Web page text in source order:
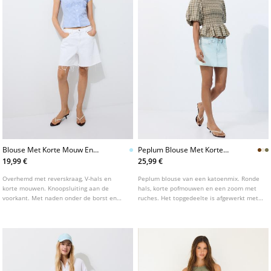
Blouse Met Korte Mouw En
Empiretaille
19,99 €
Overhemd met reverskraag, V-hals en
korte mouwen. Knoopsluiting aan de
voorkant. Met naden onder de borst en
Peplum Blouse Met Korte
Mouwen
25,99 €
Peplum blouse van een katoenmix. Ronde
hals, korte pofmouwen en een zoom met
ruches. Het topgedeelte is afgewerkt met